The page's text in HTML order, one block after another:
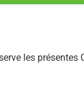
les présentes